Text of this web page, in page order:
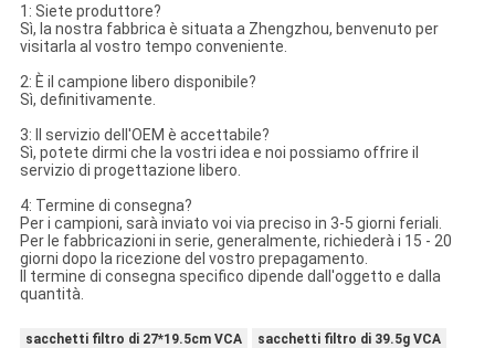
1: Siete produttore?
Sì, la nostra fabbrica è situata a Zhengzhou, benvenuto per
visitarla al vostro tempo conveniente.
2: È il campione libero disponibile?
Sì, definitivamente.
3: Il servizio dell'OEM è accettabile?
Sì, potete dirmi che la vostri idea e noi possiamo offrire il
servizio di progettazione libero.
4: Termine di consegna?
Per i campioni, sarà inviato voi via preciso in 3-5 giorni feriali.
Per le fabbricazioni in serie, generalmente, richiederà i 15 - 20
giorni dopo la ricezione del vostro prepagamento.
Il termine di consegna specifico dipende dall'oggetto e dalla
quantità.
sacchetti filtro di 27*19.5cm VCA
sacchetti filtro di 39.5g VCA